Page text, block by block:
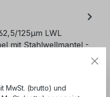
125µm LWL
mit Stahlwellmantel -
Fasern 62,5…
MwSt. (brutto) und